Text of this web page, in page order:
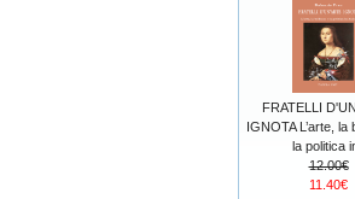
FRATELLI
IGNOTA L’arte, la
la politica
12.00€
11.40€